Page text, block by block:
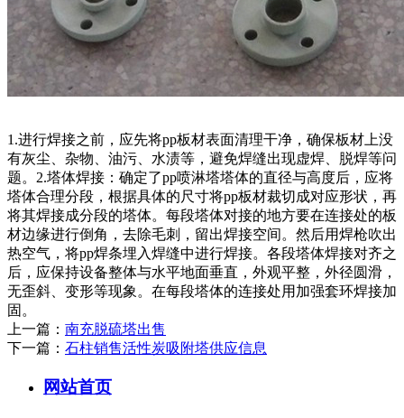
1.进行焊接之前，应先将pp板材表面清理干净，确保板材上没
有灰尘、杂物、油污、水渍等，避免焊缝出现虚焊、脱焊等问
题。2.塔体焊接：确定了pp喷淋塔塔体的直径与高度后，应将
塔体合理分段，根据具体的尺寸将pp板材裁切成对应形状，再
将其焊接成分段的塔体。每段塔体对接的地方要在连接处的板
材边缘进行倒角，去除毛刺，留出焊接空间。然后用焊枪吹出
热空气，将pp焊条埋入焊缝中进行焊接。各段塔体焊接对齐之
后，应保持设备整体与水平地面垂直，外观平整，外径圆滑，
无歪斜、变形等现象。在每段塔体的连接处用加强套环焊接加
固。
上一篇： 南充脱硫塔出售
下一篇： 石柱销售活性炭吸附塔供应信息
网站首页